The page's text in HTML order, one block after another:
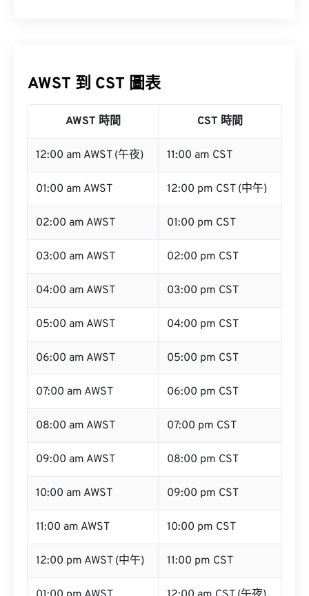
AWST 到 CST 圖表
AWST 時間 CST 時間
12:00 am AWST (午夜) 11:00 am CST
01:00 am AWST 12:00 pm CST (中午)
02:00 am AWST 01:00 pm CST
03:00 am AWST 02:00 pm CST
04:00 am AWST 03:00 pm CST
05:00 am AWST 04:00 pm CST
06:00 am AWST 05:00 pm CST
07:00 am AWST 06:00 pm CST
08:00 am AWST 07:00 pm CST
09:00 am AWST 08:00 pm CST
10:00 am AWST 09:00 pm CST
11:00 am AWST 10:00 pm CST
12:00 pm AWST (中午) 11:00 pm CST